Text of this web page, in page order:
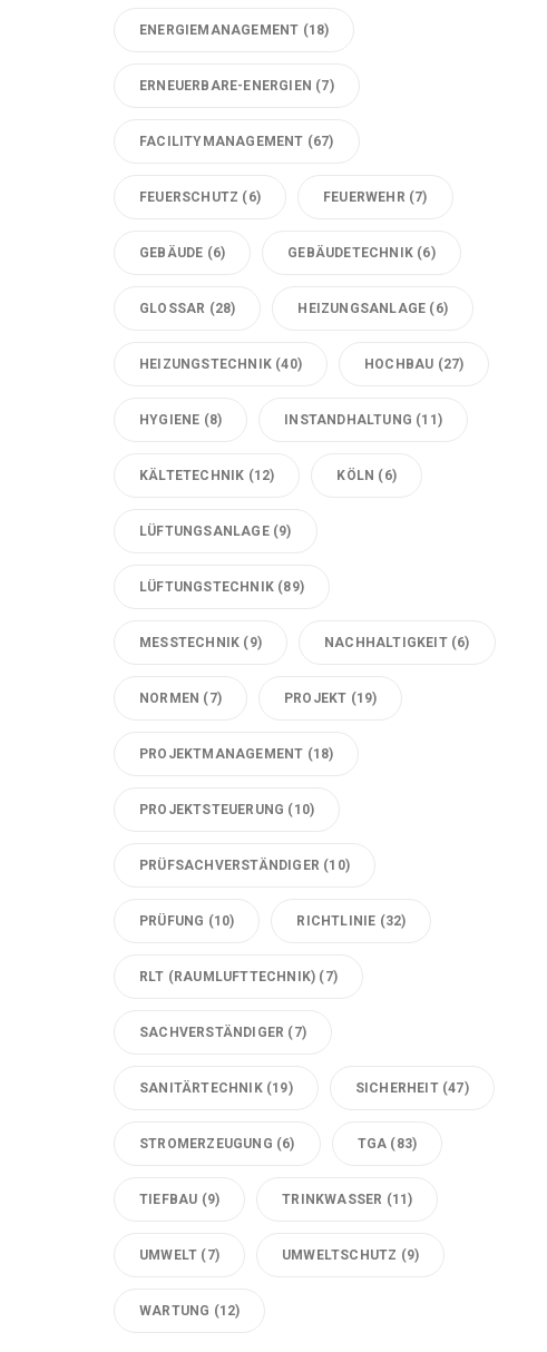
ENERGIEMANAGEMENT (18)
ERNEUERBARE-ENERGIEN (7)
FACILITYMANAGEMENT (67)
FEUERSCHUTZ (6) FEUERWEHR (7)
GEBÄUDE (6) GEBÄUDETECHNIK (6)
GLOSSAR (28) HEIZUNGSANLAGE (6)
HEIZUNGSTECHNIK (40) HOCHBAU (27)
HYGIENE (8) INSTANDHALTUNG (11)
KÄLTETECHNIK (12) KÖLN (6)
LÜFTUNGSANLAGE(9)
LÜFTUNGSTECHNIK (89)
MESSTECHNIK (9) NACHHALTIGKEIT(6)
NORMEN (7) PROJEKT (19)
PROJEKTMANAGEMENT (18)
PROJEKTSTEUERUNG (10)
PRÜFSACHVERSTÄNDIGER (10)
PRÜFUNG (10) RICHTLINIE (32)
RLT (RAUMLUFTTECHNIK) (7)
SACHVERSTÄNDIGER (7)
SANITÄRTECHNIK(19) SICHERHEIT(47)
STROMERZEUGUNG (6) TGA (83)
TIEFBAU (9) TRINKWASSER (11)
UMWELT (7) UMWELTSCHUTZ (9)
WARTUNG (12)